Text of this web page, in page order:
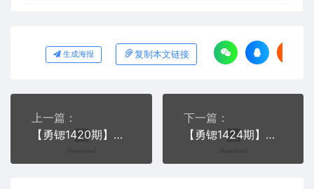
生成海报 复制本文链接
上一篇：
【勇锶1420期】闲鱼虚拟产品赚钱轻松收益弟子班，带你月赚5000+(共2期)
下一篇：
【勇锶1424期】闲鱼无货源项目，每月轻松躺赚6000+（全套视频课程）